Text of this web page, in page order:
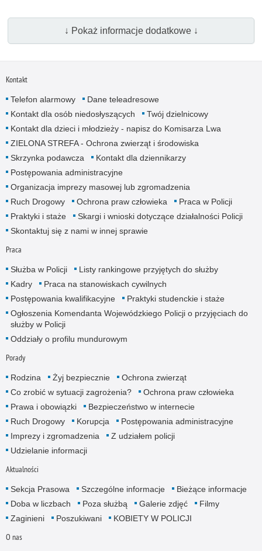
↓ Pokaż informacje dodatkowe ↓
Kontakt
Telefon alarmowy
Dane teleadresowe
Kontakt dla osób niedosłyszących
Twój dzielnicowy
Kontakt dla dzieci i młodzieży - napisz do Komisarza Lwa
ZIELONA STREFA - Ochrona zwierząt i środowiska
Skrzynka podawcza
Kontakt dla dziennikarzy
Postępowania administracyjne
Organizacja imprezy masowej lub zgromadzenia
Ruch Drogowy
Ochrona praw człowieka
Praca w Policji
Praktyki i staże
Skargi i wnioski dotyczące działalności Policji
Skontaktuj się z nami w innej sprawie
Praca
Służba w Policji
Listy rankingowe przyjętych do służby
Kadry
Praca na stanowiskach cywilnych
Postępowania kwalifikacyjne
Praktyki studenckie i staże
Ogłoszenia Komendanta Wojewódzkiego Policji o przyjęciach do
służby w Policji
Oddziały o profilu mundurowym
Porady
Rodzina Żyj bezpiecznie
Ochrona zwierząt
Co zrobić w sytuacji zagrożenia?
Ochrona praw człowieka
Prawa i obowiązki
Bezpieczeństwo w internecie
Ruch Drogowy
Korupcja
Postępowania administracyjne
Imprezy i zgromadzenia
Z udziałem policji
Udzielanie informacji
Aktualności
Sekcja Prasowa Szczególne informacje
Bieżące informacje
Doba w liczbach
Poza służbą Galerie zdjęć
Filmy
Zaginieni
Poszukiwani KOBIETY W POLICJI
O nas